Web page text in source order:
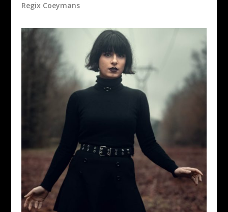
Regix Coeymans